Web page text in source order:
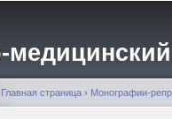
Главная страница › Монографии-